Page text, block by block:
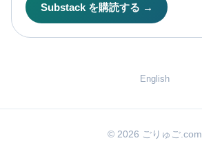
Substack を購読する →
English
© 2026 ごりゅご.com